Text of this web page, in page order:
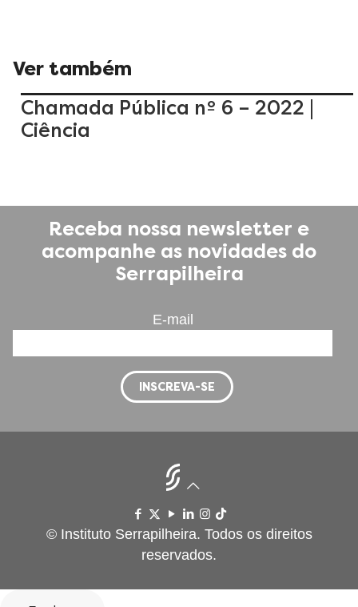
Ver também
Chamada Pública nº 6 – 2022 |
Ciência
Receba nossa newsletter e
acompanhe as novidades do
Serrapilheira
E-mail
© Instituto Serrapilheira. Todos os direitos
reservados.